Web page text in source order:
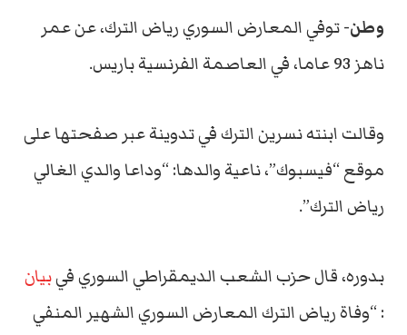
وطن-توفي المعارض السوري رياض الترك، عن عمر
ناهز 93 عاما، في العاصمة الفرنسية باريس.
وقالت ابنته نسرين الترك في تدوينة عبر صفحتها على
موقع “فيسبوك”، ناعية والدها: “وداعا والدي الغالي
رياض الترك”.
بدوره، قال حزب الشعب الديمقراطي السوري فيبيان
: “وفاة رياض الترك المعارض السوري الشهير المنفي